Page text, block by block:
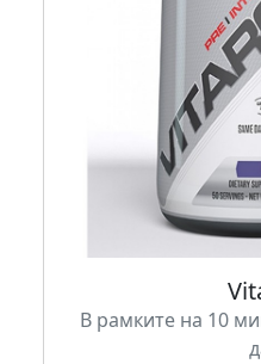
В рамките на 10